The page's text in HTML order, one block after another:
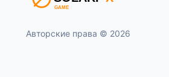
Авторские права © 2026